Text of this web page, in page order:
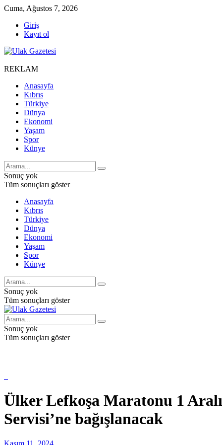
Cuma, Ağustos 7, 2026
Giriş
Kayıt ol
REKLAM
Anasayfa
Kıbrıs
Türkiye
Dünya
Ekonomi
Yaşam
Spor
Künye
Sonuç yok
Tüm sonuçları göster
Anasayfa
Kıbrıs
Türkiye
Dünya
Ekonomi
Yaşam
Spor
Künye
Sonuç yok
Tüm sonuçları göster
Sonuç yok
Tüm sonuçları göster
Ülker Lefkoşa Maratonu 1
Servisi’ne bağışlanacak
Kasım 11, 2024